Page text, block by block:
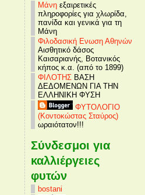
Μάνηεξαιρετικές
πληροφορίες για χλωρίδα,
πανίδα και γενικά για τη
Μάνη
Φιλοδασική Ενωση Αθηνών
Αισθητικό δάσος
Καισαριανής, Βοτανικός
κήπος κ.α. (από το 1899)
ΦΙΛΟΤΗΣΒΑΣΗ
ΔΕΔΟΜΕΝΩΝ ΓΙΑ ΤΗΝ
ΕΛΛΗΝΙΚΗ ΦΥΣΗ
ΦΥΤΟΛΟΓΙΟ
(Κοντοκώστας Σταύρος)
ωραιότατον!!!
Σύνδεσμοι για
καλλιέργειες
φυτών
bostani